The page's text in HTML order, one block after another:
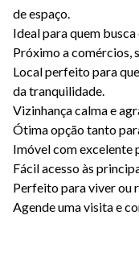
de espaço.
Ideal para quem
Próximo a comércios,
Local perfeito para
da tranquilidade.
Vizinhança calma e
Ótima opção tanto
Imóvel com excelente
Fácil acesso às
Perfeito para viver ou
Agende uma visita e